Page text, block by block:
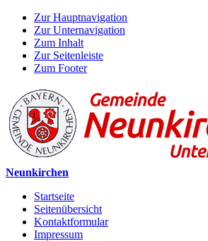
Zur Hauptnavigation
Zur Unternavigation
Zum Inhalt
Zur Seitenleiste
Zum Footer
Neunkirchen
Startseite
Seitenübersicht
Kontaktformular
Impressum